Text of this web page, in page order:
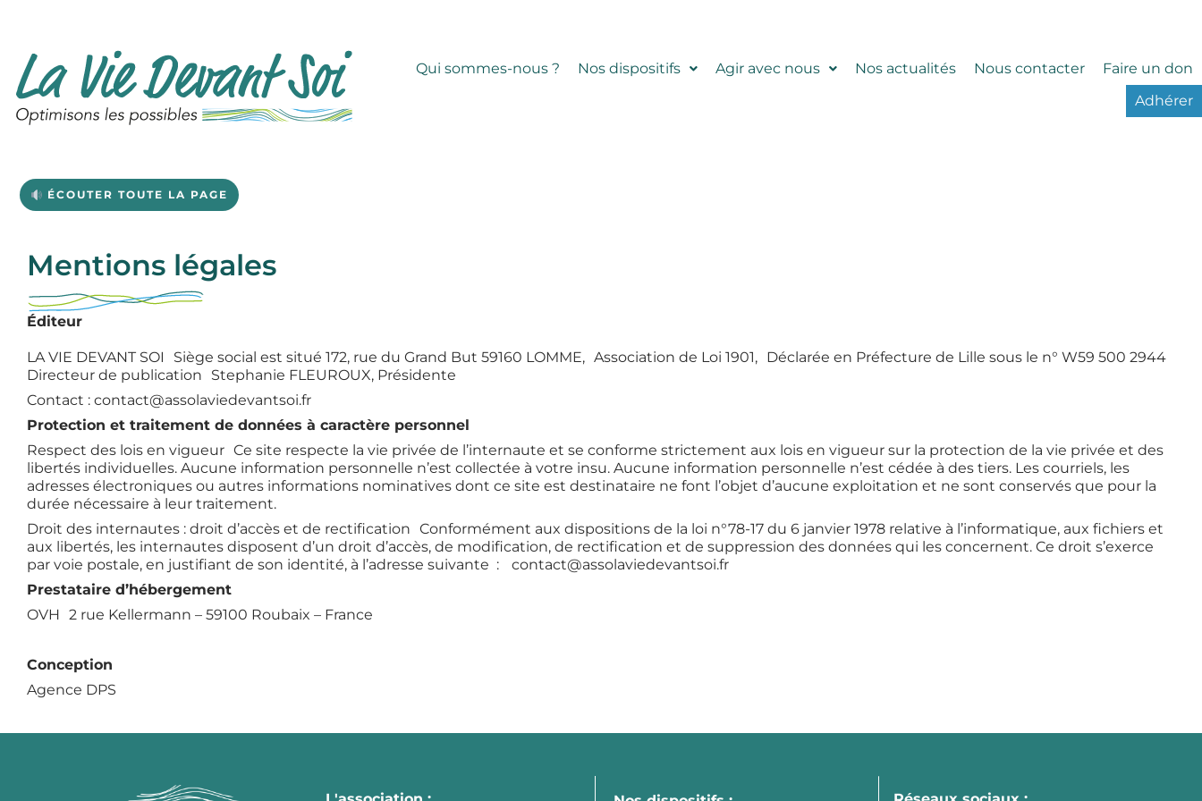
Qui sommes-nous ?
Nos dispositifs Agir avec nous Nos actualités Nous contacter
Faire un don
Adhérer
ÉCOUTER TOUTE LA PAGE
Mentions légales
Éditeur
LA VIE DEVANT SOI Siège social est situé 172, rue du Grand But 59160 LOMME, Association de Loi 1901, Déclarée en Préfecture de Lille sous le n° W59 500 2944
Directeur de publication Stephanie FLEUROUX, Présidente
Contact : contact@assolaviedevantsoi.fr
Protection et traitement de données à caractère personnel
Respect des lois en vigueur Ce site respecte la vie privée de l’internaute et se conforme strictement aux lois en vigueur sur la protection de la vie privée et des
libertés individuelles. Aucune information personnelle n’est collectée à votre insu. Aucune information personnelle n’est cédée à des tiers. Les courriels, les
adresses électroniques ou autres informations nominatives dont ce site est destinataire ne font l’objet d’aucune exploitation et ne sont conservés que pour la
durée nécessaire à leur traitement.
Droit des internautes : droit d’accès et de rectification Conformément aux dispositions de la loi n°78-17 du 6 janvier 1978 relative à l’informatique, aux fichiers et
aux libertés, les internautes disposent d’un droit d’accès, de modification, de rectification et de suppression des données qui les concernent. Ce droit s’exerce
par voie postale, en justifiant de son identité, à l’adresse suivante : contact@assolaviedevantsoi.fr
Prestataire d’hébergement
OVH 2 rue Kellermann – 59100 Roubaix – France
Conception
Agence DPS